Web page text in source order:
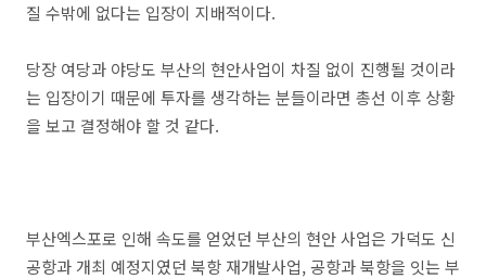
질 수밖에 없다는 입장이 지배적이다.
당장 여당과 야당도 부산의 현안사업이 차질 없이 진행될 것이라
는 입장이기 때문에 투자를 생각하는 분들이라면 총선 이후 상황
을 보고 결정해야 할 것 같다.
부산엑스포로 인해 속도를 얻었던 부산의 현안 사업은 가덕도 신
공항과 개최 예정지였던 북항 재개발사업, 공항과 북항을 잇는 부